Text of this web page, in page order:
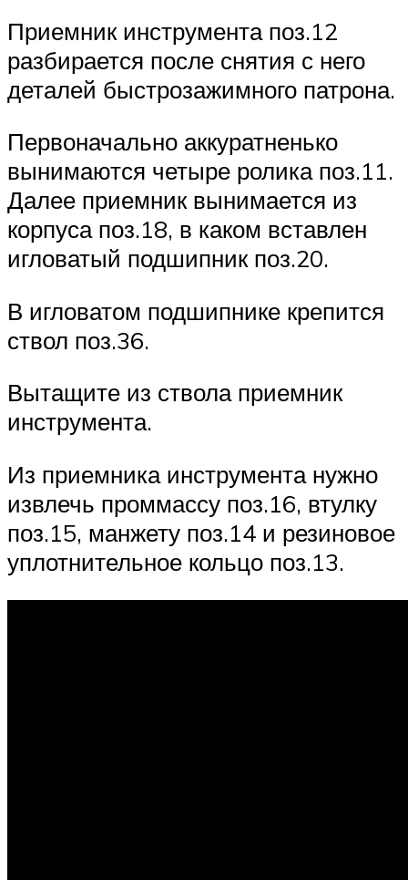
Приемник инструмента поз.12
разбирается после снятия с него
деталей быстрозажимного патрона.
Первоначально аккуратненько
вынимаются четыре ролика поз.11.
Далее приемник вынимается из
корпуса поз.18, в каком вставлен
игловатый подшипник поз.20.
В игловатом подшипнике крепится
ствол поз.36.
Вытащите из ствола приемник
инструмента.
Из приемника инструмента нужно
извлечь проммассу поз.16, втулку
поз.15, манжету поз.14 и резиновое
уплотнительное кольцо поз.13.